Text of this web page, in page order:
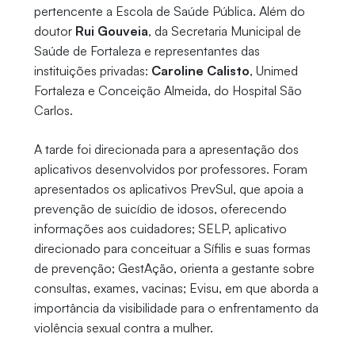
pertencente a Escola de Saúde Pública. Além do
doutor Rui Gouveia, da Secretaria Municipal de
Saúde de Fortaleza e representantes das
instituições privadas: Caroline Calisto, Unimed
Fortaleza e Conceição Almeida, do Hospital São
Carlos.
A tarde foi direcionada para a apresentação dos
aplicativos desenvolvidos por professores. Foram
apresentados os aplicativos PrevSul, que apoia a
prevenção de suicídio de idosos, oferecendo
informações aos cuidadores; SELP, aplicativo
direcionado para conceituar a Sífilis e suas formas
de prevenção; GestAção, orienta a gestante sobre
consultas, exames, vacinas; Evisu, em que aborda a
importância da visibilidade para o enfrentamento da
violência sexual contra a mulher.